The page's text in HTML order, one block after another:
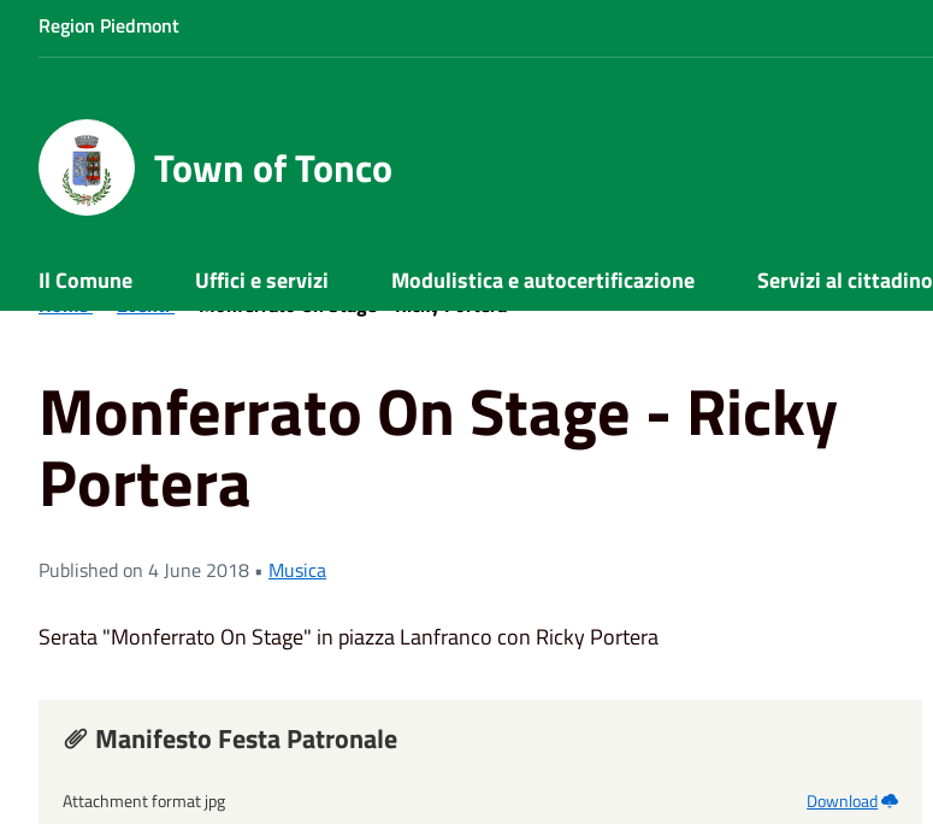
Region Piedmont
Town of Tonco
Il Comune Uffici e servizi Modulistica e autocertificazione Servizi al cittadino
Home Eventi Monferrato On Stage - Ricky Portera
Monferrato On Stage - Ricky
Portera
Published on 4 June 2018 • Musica
Serata "Monferrato On Stage" in piazza Lanfranco con Ricky Portera
Manifesto Festa Patronale
Attachment format jpg Download